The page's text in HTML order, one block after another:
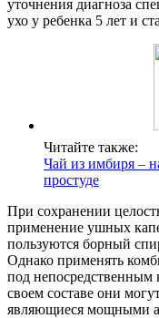
уточнения диагноза
ухо у ребенка 5 лет и
Читайте также:
Чай из имбиря –
простуде
При сохранении
применение ушных
пользуются борный
Однако применять
под непосредственным
своем составе они
являющиеся мощными